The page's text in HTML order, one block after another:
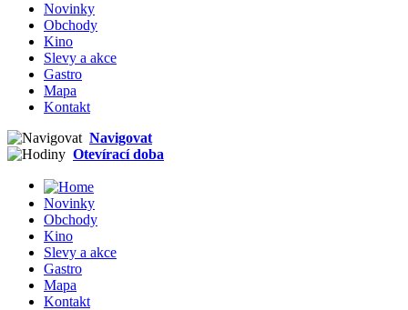
Novinky
Obchody
Kino
Slevy a akce
Gastro
Mapa
Kontakt
Navigovat
Otevírací doba
Novinky
Obchody
Kino
Slevy a akce
Gastro
Mapa
Kontakt